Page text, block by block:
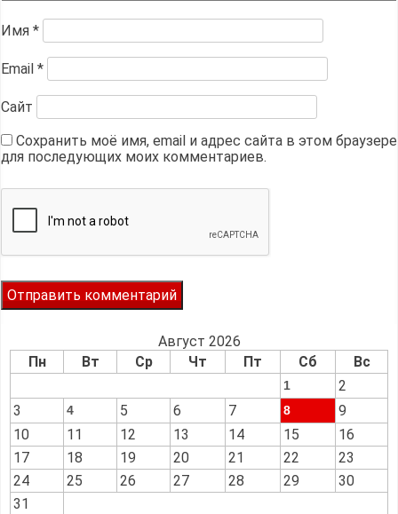
Имя *
Email *
Сайт
Сохранить моё имя, email и адрес сайта в этом браузере
для последующих моих комментариев.
Август 2026
Пн
Вт Ср Чт Пт Сб Вс
1
2
3
4 5 6 7 8
9
10
11 12 13 14 15
16
17
18 19 20 21 22
23
24
25 26 27 28 29
30
31